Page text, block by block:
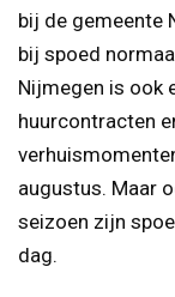
bij de gemeente
bij spoed
Nijmegen is ook
huurcontracten
augustus. Maar
seizoen zijn
dag.